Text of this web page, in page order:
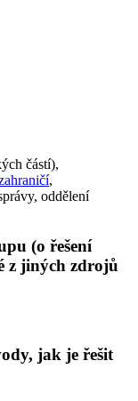
částí),
,
oddělení
(o řešení
z jiných zdrojů
jak je řešit